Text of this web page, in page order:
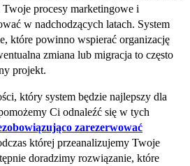
procesy marketingowe i
w nadchodzących latach. System
które powinno wspierać organizację
zmiana lub migracja to często
projekt.
który system będzie najlepszy dla
Ci odnaleźć się w tych
zarezerwować
której przeanalizujemy Twoje
doradzimy rozwiązanie, które